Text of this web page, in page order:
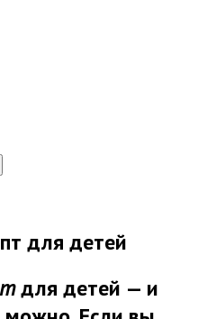
для детей
для детей — и